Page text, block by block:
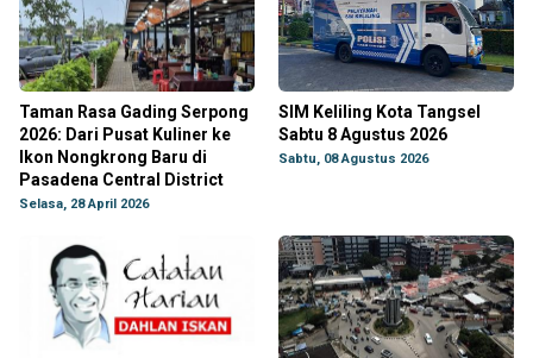
Taman Rasa Gading Serpong
2026: Dari Pusat Kuliner ke
Ikon Nongkrong Baru di
Pasadena Central District
Selasa, 28 April 2026
SIM Keliling Kota Tangsel
Sabtu 8 Agustus 2026
Sabtu, 08 Agustus 2026